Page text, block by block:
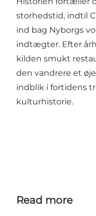
storhedstid, indtil
ind bag Nyborgs
indtægter. Efter
kilden smukt
den vandrere et
indblik i fortidens
kulturhistorie.
Read more